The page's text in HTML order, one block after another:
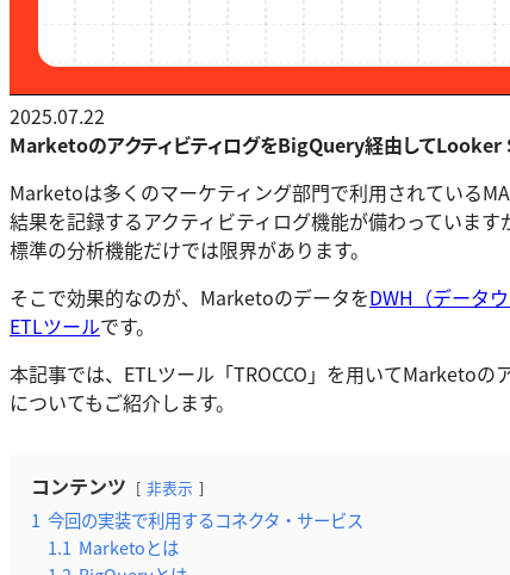
2025.07.22
MarketoのアクティビティログをBigQuery経由して
Marketoは多くのマーケティング部門で利用されている
結果を記録するアクティビティログ機能が備わっていま
標準の分析機能だけでは限界があります。
そこで効果的なのが、MarketoのデータをDWH（データウ
ETLツールです。
本記事では、ETLツール「TROCCO」を用いてMarketo
についてもご紹介します。
コンテンツ 非表示
1 今回の実装で利用するコネクタ・サービス
1.1 Marketoとは